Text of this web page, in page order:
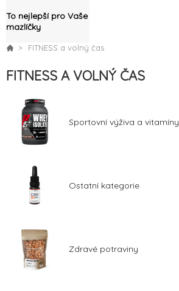
To nejlepší pro Vaše
mazlíčky
FITNESS a volný čas
FITNESS A VOLNÝ ČAS
Sportovní výživa a vitamíny
Ostatní kategorie
Zdravé potraviny